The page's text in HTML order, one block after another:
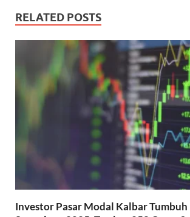
RELATED POSTS
Investor Pasar Modal Kalbar Tumbuh